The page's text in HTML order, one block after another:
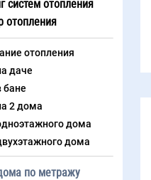
систем отопления
отопления
отопления
даче
бане
2 дома
дома
дома
по метражу